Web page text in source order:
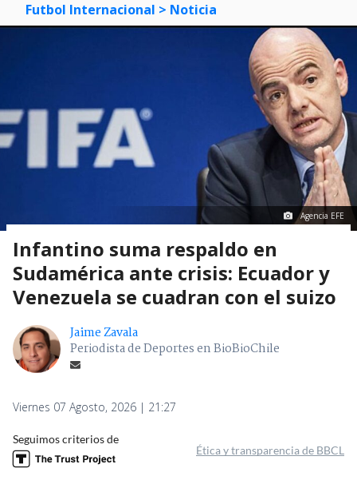
Futbol Internacional > Noticia
Agencia EFE
Infantino suma respaldo en
Sudamérica ante crisis: Ecuador y
Venezuela se cuadran con el suizo
Jaime Zavala
Periodista de Deportes en BioBioChile
Viernes 07 Agosto, 2026 | 21:27
Seguimos criterios de
Ética y transparencia de BBCL